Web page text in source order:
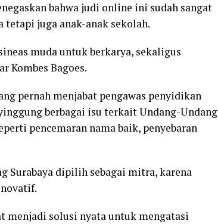
bahwa judi online ini sudah sangat
tetapi juga anak-anak sekolah.
muda untuk berkarya, sekaligus
Kombes Bagoes.
pernah menjabat pengawas penyidikan
berbagai isu terkait Undang-Undang
pencemaran nama baik, penyebaran
Surabaya dipilih sebagai mitra, karena
menjadi solusi nyata untuk mengatasi